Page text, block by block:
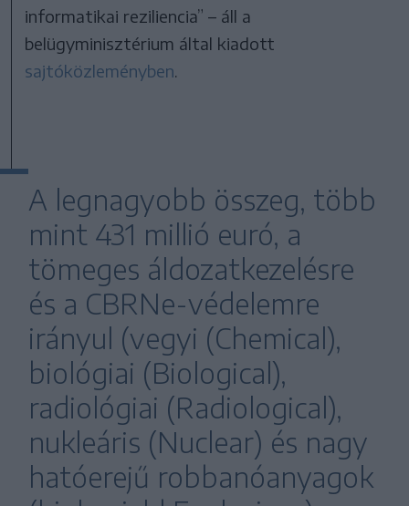
informatikai reziliencia” – áll a
belügyminisztérium által kiadott
sajtóközleményben.
A legnagyobb összeg, több
mint 431 millió euró, a
tömeges áldozatkezelésre
és a CBRNe-védelemre
irányul (vegyi (Chemical),
biológiai (Biological),
radiológiai (Radiological),
nukleáris (Nuclear) és nagy
hatóerejű robbanóanyagok